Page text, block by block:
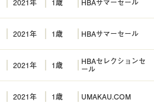
2021年 1歳 HBAサマーセール
2021年 1歳 HBAサマーセール
2021年 1歳 HBAセレクションセ
ール
2021年 1歳 UMAKAU.COM